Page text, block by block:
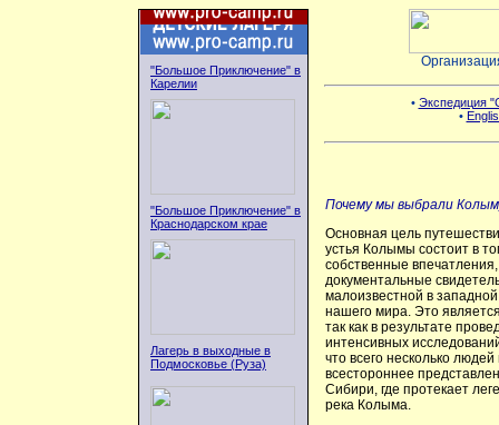
"Большое Приключение" в
Карелии
"Большое Приключение" в
Краснодарском крае
Лагерь в выходные в
Подмосковье (Руза)
• Экспедиция
•
Почему мы выбрали
Основная цель
устья Колымы состоит в
собственные впечатления,
документальные
малоизвестной в
нашего мира. Это
так как в результате
интенсивных
что всего несколько
всестороннее
Сибири, где протекает
река Колыма.